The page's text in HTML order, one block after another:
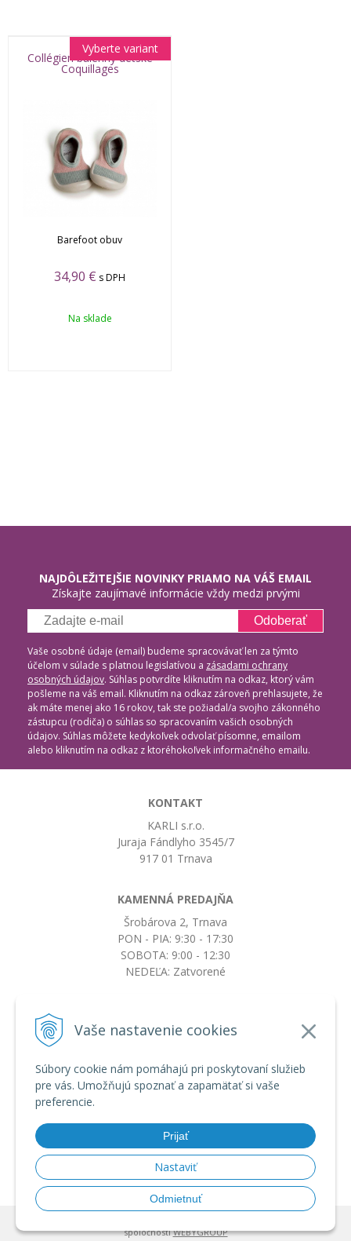
Vaše nastavenie cookies
Súbory cookie nám pomáhajú pri poskytovaní služieb
pre vás. Umožňujú spoznať a zapamätať si vaše
preferencie.
Prijať
Nastaviť
Odmietnuť
Collégien baleríny detské
Coquillages
Barefoot obuv
34,90 € s DPH
Vyberte variant
Na sklade
NAJDÔLEŽITEJŠIE NOVINKY PRIAMO NA VÁŠ EMAIL
Získajte zaujímavé informácie vždy medzi prvými
Odoberať
Vaše osobné údaje (email) budeme spracovávať len za týmto
účelom v súlade s platnou legislatívou a zásadami ochrany
osobných údajov. Súhlas potvrdíte kliknutím na odkaz, ktorý vám
pošleme na váš email. Kliknutím na odkaz zároveň prehlasujete, že
ak máte menej ako 16 rokov, tak ste požiadal/a svojho zákonného
zástupcu (rodiča) o súhlas so spracovaním vašich osobných
údajov. Súhlas môžete kedykoľvek odvolať písomne, emailom
alebo kliknutím na odkaz z ktoréhokoľvek informačného emailu.
KONTAKT
KARLI s.r.o.
Juraja Fándlyho 3545/7
917 01 Trnava
KAMENNÁ PREDAJŇA
Šrobárova 2, Trnava
PON - PIA: 9:30 - 17:30
SOBOTA: 9:00 - 12:30
NEDEĽA: Zatvorené
objednavky@botkydorobotky.sk
VŠETKO O NÁKUPE
Ochrana osobných údajov
Možnosti dopravy a platby
Výmena, vrátenie tovaru a reklamácia
spoločnostiWEBYGROUP